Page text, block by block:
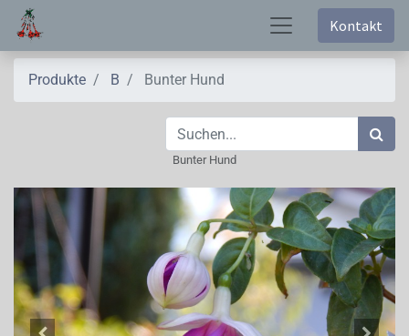
Kontakt
Produkte B Bunter Hund
Bunter Hund